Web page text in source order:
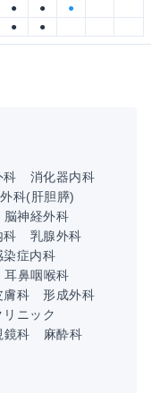
● ●
●
● ●
科
消化器内科
科(肝胆膵)
脳神経外科
科
乳腺外科
染症内科
耳鼻咽喉科
膚科
形成外科
ニック
鏡科
麻酔科